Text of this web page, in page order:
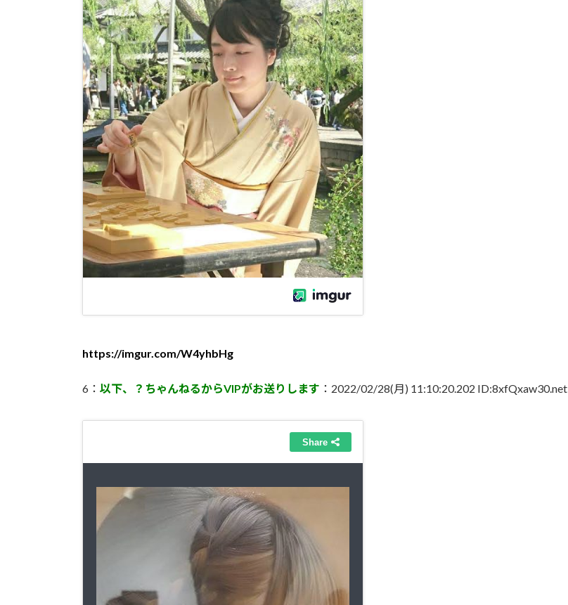
https://imgur.com/W4yhbHg
6： 以下、？ちゃんねるからVIPがお送りします ：2022/02/28(月) 11:10:20.202 ID:8xfQxaw30.net